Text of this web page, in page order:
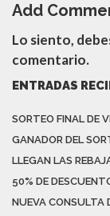
Add
Lo siento,
comentario.
ENTRADAS
SORTEO FINAL DE
GANADOR DEL
LLEGAN LAS
50% DE
NUEVA CONSULTA